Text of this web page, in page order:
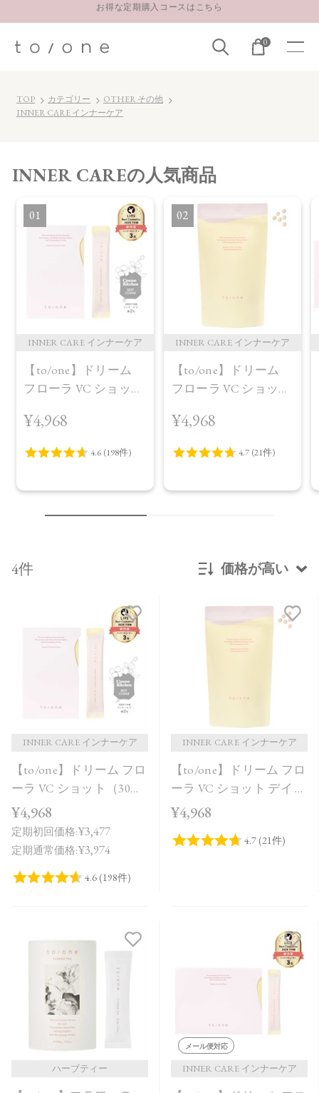
LINE お友達登録 500円OFFクーポンプレゼント
【重要】お盆期間中のお問い合わせと商品配送に関しまして
0
TOP カテゴリー
OTHER その他
INNER CARE インナーケア
INNER CAREの人気商品
1
INNER CARE インナーケア
【to/one】ドリーム
フローラ VC ショット
¥4,968
2
INNER CARE インナーケア
【to/one】ドリーム
フローラ VC ショット
プラス＜限定品＞
¥4,968
4件 価格が高い
レビュー評価が高い順
人気順
INNER CARE インナーケア
【to/one】ドリーム フロ
ーラ VC ショット（30
包）
¥4,968
定期初回価格:¥3,477
定期通常価格:¥3,974
INNER CARE インナーケア
【to/one】ドリーム フロ
ーラ VC ショット デイ ブ
ライトニング プラス＜
¥4,968
ハーブティー
メール便対応
INNER CARE インナーケア